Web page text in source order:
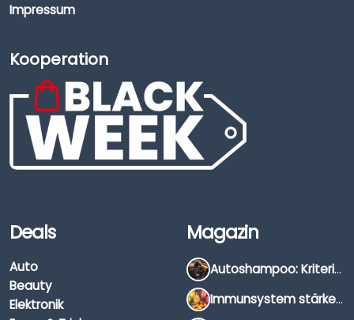
Impressum
Kooperation
Deals
Auto
Beauty
Elektronik
Magazin
Autoshampoo: Kriterien, Unterschiede & Anwendung
Immunsystem stärken: Hausmittel, Vitamine & Wissenswertes